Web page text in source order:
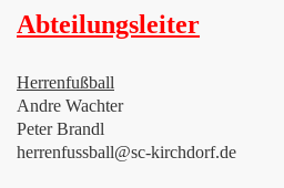
Abteilungsleiter
Herrenfußball
Andre Wachter
Peter Brandl
herrenfussball@sc-kirchdorf.de